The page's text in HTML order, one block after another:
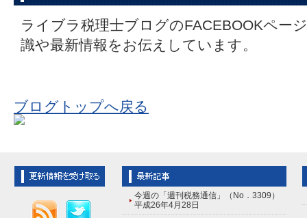
ライブラ税理士ブログのFACEBOOKペー
識や最新情報をお伝えしています。
ブログトップへ戻る
今週の「週刊税務通信」（No．3309）
平成26年4月28日